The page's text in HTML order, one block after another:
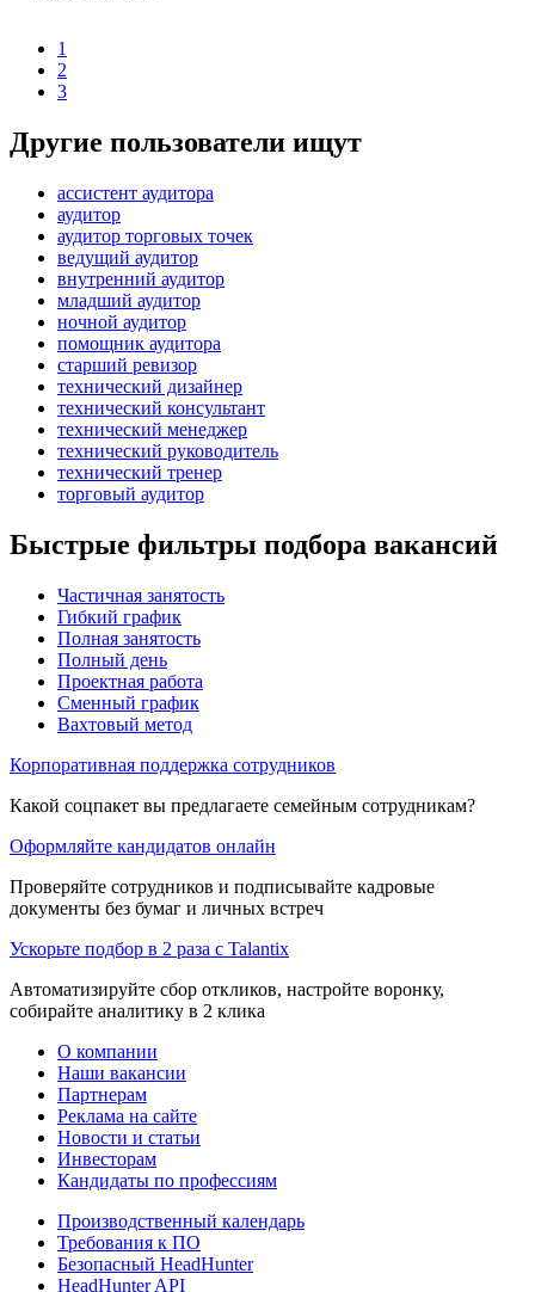
1
2
3
Другие пользователи ищут
ассистент аудитора
аудитор
аудитор торговых точек
ведущий аудитор
внутренний аудитор
младший аудитор
ночной аудитор
помощник аудитора
старший ревизор
технический дизайнер
технический консультант
технический менеджер
технический руководитель
технический тренер
торговый аудитор
Быстрые фильтры подбора вакансий
Частичная занятость
Гибкий график
Полная занятость
Полный день
Проектная работа
Сменный график
Вахтовый метод
Корпоративная поддержка сотрудников
Какой соцпакет вы предлагаете семейным сотрудникам?
Оформляйте кандидатов онлайн
Проверяйте сотрудников и подписывайте кадровые
документы без бумаг и личных встреч
Ускорьте подбор в 2 раза с Talantix
Автоматизируйте сбор откликов, настройте воронку,
собирайте аналитику в 2 клика
О компании
Наши вакансии
Партнерам
Реклама на сайте
Новости и статьи
Инвесторам
Кандидаты по профессиям
Производственный календарь
Требования к ПО
Безопасный HeadHunter
HeadHunter API